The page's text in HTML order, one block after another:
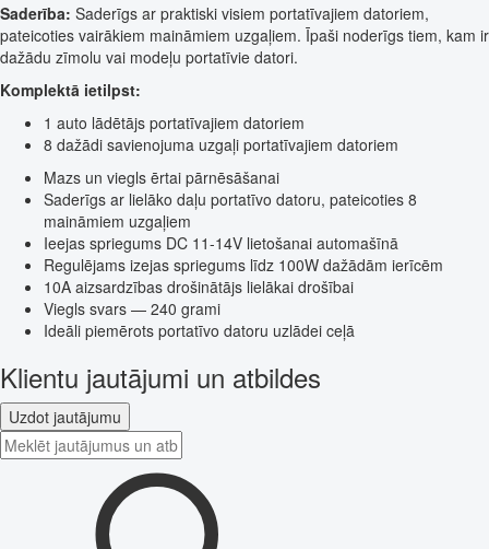
Saderība: Saderīgs ar praktiski visiem portatīvajiem datoriem,
pateicoties vairākiem maināmiem uzgaļiem. Īpaši noderīgs tiem, kam ir
dažādu zīmolu vai modeļu portatīvie datori.
Komplektā ietilpst:
1 auto lādētājs portatīvajiem datoriem
8 dažādi savienojuma uzgaļi portatīvajiem datoriem
Mazs un viegls ērtai pārnēsāšanai
Saderīgs ar lielāko daļu portatīvo datoru, pateicoties 8
maināmiem uzgaļiem
Ieejas spriegums DC 11-14V lietošanai automašīnā
Regulējams izejas spriegums līdz 100W dažādām ierīcēm
10A aizsardzības drošinātājs lielākai drošībai
Viegls svars — 240 grami
Ideāli piemērots portatīvo datoru uzlādei ceļā
Klientu jautājumi un atbildes
Uzdot jautājumu